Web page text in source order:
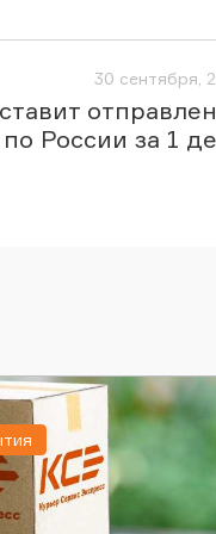
30 сентября,
по России за 1